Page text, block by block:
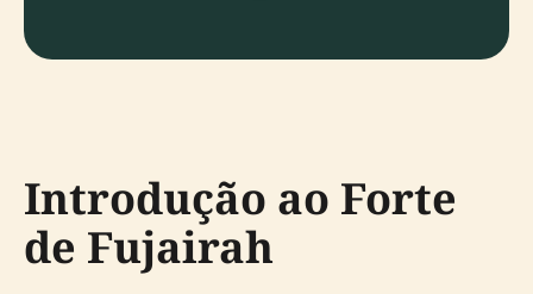
Introdução ao Forte
de Fujairah